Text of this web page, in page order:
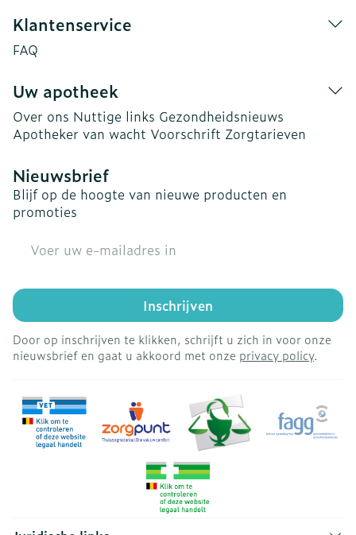
Klantenservice
FAQ
Uw apotheek
Over ons Nuttige links Gezondheidsnieuws
Apotheker van wacht Voorschrift Zorgtarieven
Nieuwsbrief
Blijf op de hoogte van nieuwe producten en
promoties
Inschrijven
Door op inschrijven te klikken, schrijft u zich in voor onze
nieuwsbrief en gaat u akkoord met onze privacy policy.